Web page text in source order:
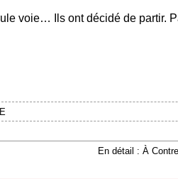
voie… Ils ont décidé de partir.
En détail : À